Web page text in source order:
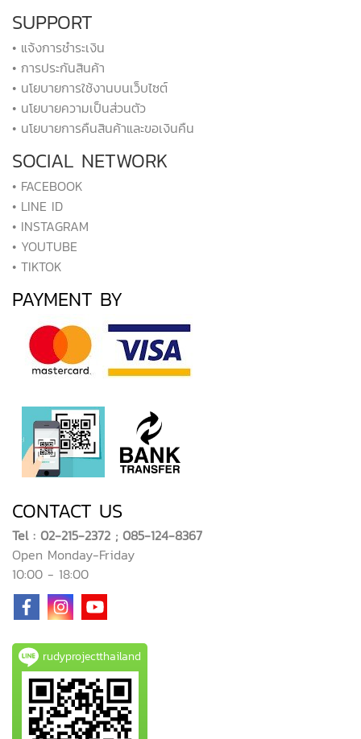
SUPPORT
• แจ้งการชำระเงิน
• การประกันสินค้า
• นโยบายการใช้งานบนเว็บไซต์
• นโยบายความเป็นส่วนตัว
• นโยบายการคืนสินค้าและขอเงินคืน
SOCIAL NETWORK
• FACEBOOK
• LINE ID
• INSTAGRAM
• YOUTUBE
• TIKTOK
PAYMENT BY
CONTACT US
Tel : 02-215-2372 ; 085-124-8367
Open Monday-Friday
10:00 - 18:00
rudyprojectthailand